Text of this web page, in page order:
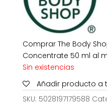
Comprar The Body
Concentrate 50 ml al
Sin existencias
Añadir producto a
SKU: 5028197179588